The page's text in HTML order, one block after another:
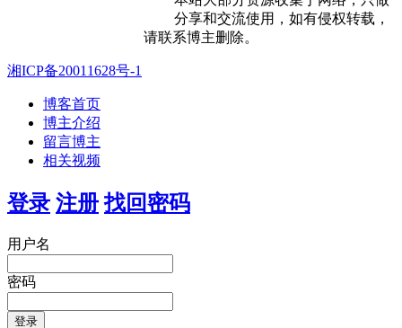
分享和交流使用，如有侵权转载，
请联系博主删除。
湘ICP备20011628号-1
博客首页
博主介绍
留言博主
相关视频
登录 注册 找回密码
用户名
密码